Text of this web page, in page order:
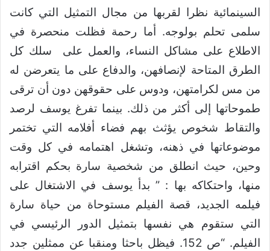
السينمائية نظرا لقربها من مجال التمثيل التي كانت
سلمى تحلم بولوجه. أما رحمة فظلت منحصرة في
الاطلاع على مشاكل النساء، والعمل على سلك كل
الطرق المتاحة لإنصافهن، والدفاع على ما يتعرضن له
من مس لكرامتهن، ودوس على حقوقهن دون أن ترقى
طموحاتها إلى أكثر من ذلك. بينما تفرغ يوسف لرصد
والتقاط شخوص يؤثث بهم فضاء أفلامه التي تختمر
موضوعاتها في ذهنه، وتشغل اهتمامه في كل وقت
وحين، حيث انطلق من شخصية سارة بحكم اقترابه
منها، واحتكاكه بها : ” بدأ يوسف في الاشتغال على
فيلمه الجديد، قصة الفيلم مستوحاة من حياة سارة
التي ستقوم هي نفسها بتمثيل الدور الرئيسي في
الفيلم. “ص 152. فيظل باحثا ومنقبا عن ممثلين جدد